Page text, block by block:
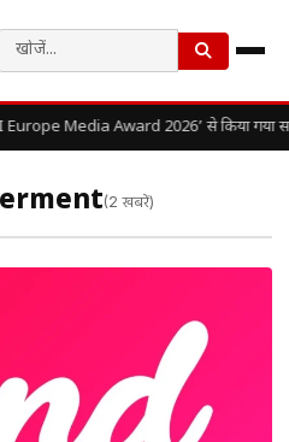
Europe Media Award 2026’ से किया गया
(2 खबरें)